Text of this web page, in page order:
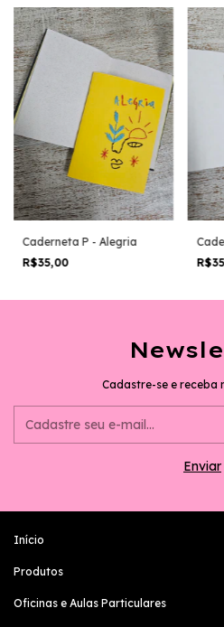
Caderneta P - Alegria
R$35,00
Cadastre-se e receba
Início
Produtos
Oficinas e Aulas Particulares